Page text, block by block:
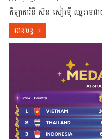
កីឡាការិនី ស៊ន សៀវម៉ី ឈ្នះមេដ
អានបន្ត